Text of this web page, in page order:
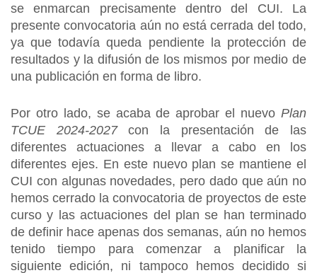
se enmarcan precisamente dentro del CUI. La
presente convocatoria aún no está cerrada del todo,
ya que todavía queda pendiente la protección de
resultados y la difusión de los mismos por medio de
una publicación en forma de libro.
Por otro lado, se acaba de aprobar el nuevo Plan
TCUE 2024-2027con la presentación de las
diferentes actuaciones a llevar a cabo en los
diferentes ejes. En este nuevo plan se mantiene el
CUI con algunas novedades, pero dado que aún no
hemos cerrado la convocatoria de proyectos de este
curso y las actuaciones del plan se han terminado
de definir hace apenas dos semanas, aún no hemos
tenido tiempo para comenzar a planificar la
siguiente edición, ni tampoco hemos decidido si